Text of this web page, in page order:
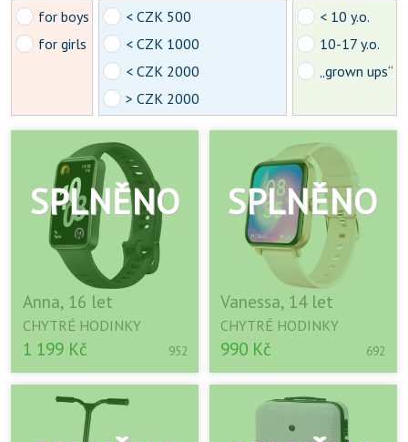
for boys
for girls
< CZK 500
< CZK 1000
< CZK 2000
> CZK 2000
< 10 y.o.
10-17 y.o.
„grown ups“
Anna, 16 let
CHYTRÉ HODINKY
1 199 Kč 952
Vanessa, 14 let
CHYTRÉ HODINKY
990 Kč 692